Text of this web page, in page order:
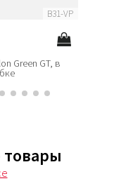
B31-VP
Green GT, в